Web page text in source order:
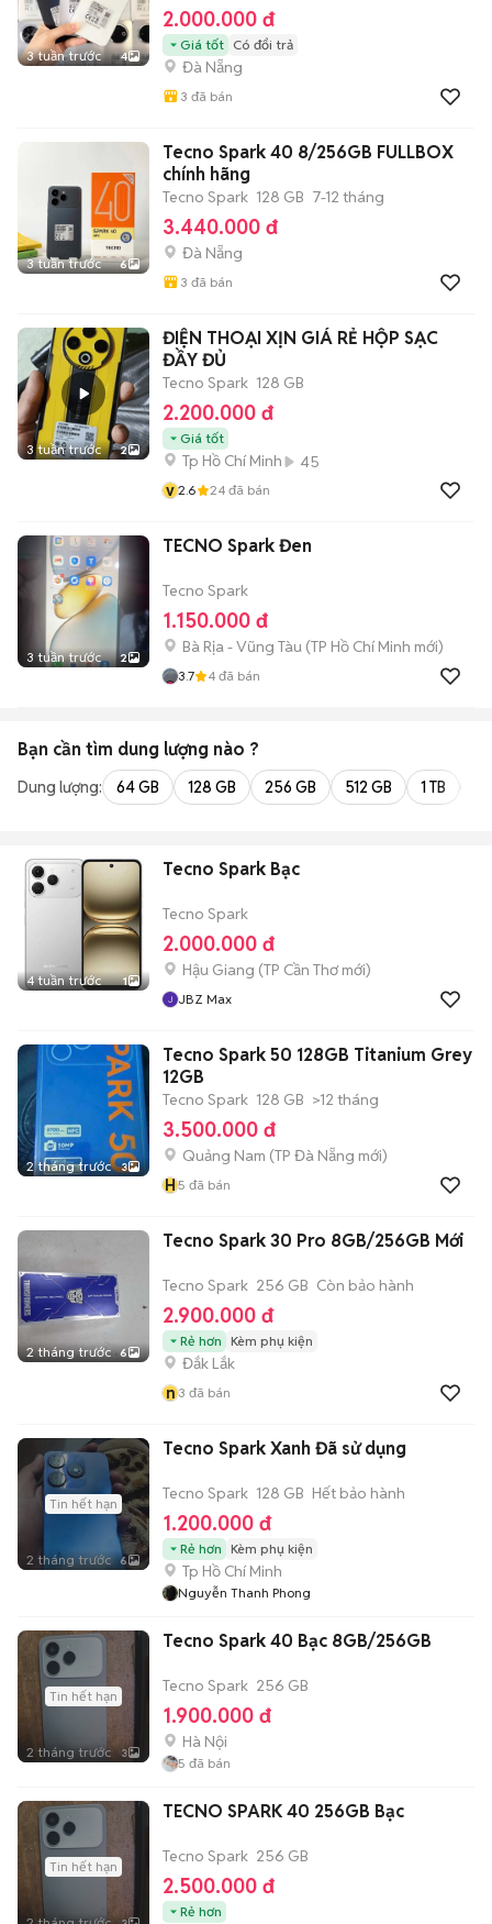
3 tuần trước 4
2.000.000 đ
Giá tốt Có đổi trả
Đà Nẵng
3 đã bán
3 tuần trước 6
Tecno Spark 40 8/256GB FULLBOX
chính hãng
Tecno Spark 128 GB 7-12 tháng
3.440.000 đ
Đà Nẵng
3 đã bán
3 tuần trước 2
ĐIỆN THOẠI XỊN GIÁ RẺ HỘP SẠC
ĐẦY ĐỦ
Tecno Spark 128 GB
2.200.000 đ
Giá tốt
Tp Hồ Chí Minh
45
v 2.6 24 đã bán
3 tuần trước 2
TECNO Spark Đen
Tecno Spark
1.150.000 đ
Bà Rịa - Vũng Tàu (TP Hồ Chí Minh mới)
3.7 4 đã bán
Bạn cần tìm dung lượng nào ?
Dung lượng: 64 GB 128 GB 256 GB 512 GB 1 TB
4 tuần trước 1
Tecno Spark Bạc
Tecno Spark
2.000.000 đ
Hậu Giang (TP Cần Thơmới)
JBZ Max
2 tháng trước 3
Tecno Spark 50 128GB Titanium Grey
12GB
Tecno Spark 128 GB >12 tháng
3.500.000 đ
Quảng Nam (TP Đà Nẵng mới)
H5 đã bán
2 tháng trước 6
Tecno Spark 30 Pro 8GB/256GB Mới
Tecno Spark 256 GB Còn bảo hành
2.900.000 đ
Rẻ hơn Kèm phụ kiện
Đắk Lắk
n3 đã bán
Tin hết hạn
2 tháng trước 6
Tecno Spark Xanh Đã sử dụng
Tecno Spark 128 GB Hết bảo hành
1.200.000 đ
Rẻ hơn Kèm phụ kiện
Tp Hồ Chí Minh
Nguyễn Thanh Phong
Tin hết hạn
2 tháng trước 3
Tecno Spark 40 Bạc 8GB/256GB
Tecno Spark 256 GB
1.900.000 đ
Hà Nội
5 đã bán
Tin hết hạn
TECNO SPARK 40 256GB Bạc
Tecno Spark 256 GB
2.500.000 đ
Rẻ hơn